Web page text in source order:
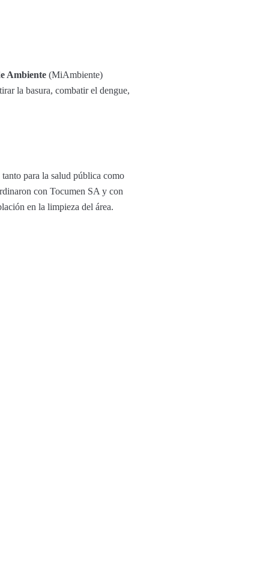
Ambiente (MiAmbiente)
la basura, combatir el dengue,
tanto para la salud pública como
con Tocumen SA y con
en la limpieza del área.